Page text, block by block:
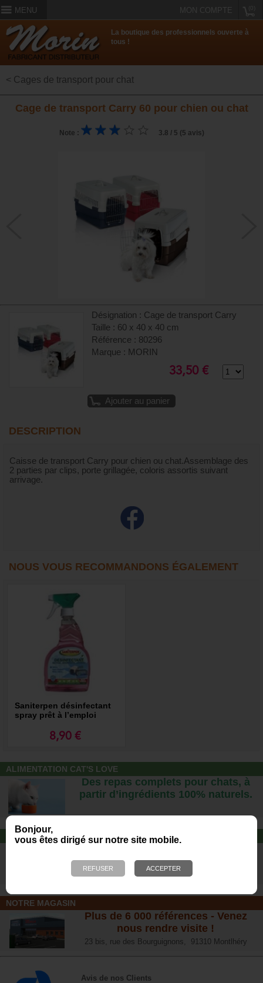
Bonjour,
vous êtes dirigé sur notre site mobile.
MENU MON COMPTE
La boutique des professionnels ouverte à
tous !
< Cages de transport pour chat
Cage de transport Carry 60 pour chien ou chat
Note : 3.8 / 5 (5 avis)
Désignation : Cage de transport Carry
Taille : 60 x 40 x 40 cm
Référence : 80296
Marque : MORIN
33,50 €
Ajouter au panier
DESCRIPTION
Caisse de transport Carry pour chien ou chat.Assemblage des
2 parties par clips, porte grillagée, coloris assortis suivant
arrivage.
NOUS VOUS RECOMMANDONS ÉGALEMENT
Saniterpen désinfectant
spray prêt à l’emploi
8,90 €
ALIMENTATION CAT'S LOVE
Des repas complets pour chats, à
partir d’ingrédients 100% naturels.
JOUET POUR CHAT
Offrez-lui un jouet pour des heures
de plaisirs !
NOTRE MAGASIN
Plus de 6 000 références - Venez
nous rendre visite !
23 bis, rue des Bourguignons, 91310 Montlhéry
Avis de nos Clients